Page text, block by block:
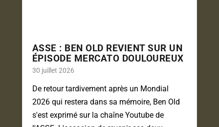
ASSE : BEN OLD REVIENT SUR UN
ÉPISODE MERCATO DOULOUREUX
30 juillet 2026
De retour tardivement après un Mondial
2026 qui restera dans sa mémoire, Ben Old
s'est exprimé sur la chaîne Youtube de